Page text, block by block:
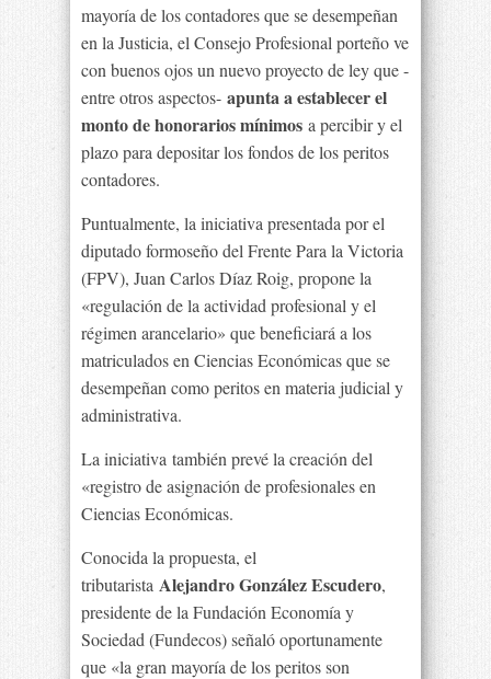
mayoría de los contadores que se desempeñan
en la Justicia, el Consejo Profesional porteño ve
con buenos ojos un nuevo proyecto de ley que -
entre otros aspectos- apunta a establecer el
monto de honorarios mínimos a percibir y el
plazo para depositar los fondos de los peritos
contadores.
Puntualmente, la iniciativa presentada por el
diputado formoseño del Frente Para la Victoria
(FPV), Juan Carlos Díaz Roig, propone la
«regulación de la actividad profesional y el
régimen arancelario» que beneficiará a los
matriculados en Ciencias Económicas que se
desempeñan como peritos en materia judicial y
administrativa.
La iniciativa también prevé la creación del
«registro de asignación de profesionales en
Ciencias Económicas.
Conocida la propuesta, el
tributarista Alejandro González Escudero,
presidente de la Fundación Economía y
Sociedad (Fundecos) señaló oportunamente
que «la gran mayoría de los peritos son